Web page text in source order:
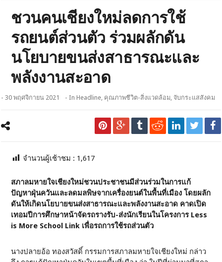
ชวนคนเชียงใหม่ลดการใช้
รถยนต์ส่วนตัว ร่วมผลักดัน
นโยบายขนส่งสาธารณะและ
พลังงานสะอาด
- 30 พฤศจิกายน 2021 - InHeadline, คุณภาพชีวิต-สิ่งแวดล้อม, จับกระแสสังคม
จำนวนผู้เช้าชม : 1,617
สภาลมหายใจเชียงใหม่ชวนประชาชนมีส่วนร่วมในการแก้
ปัญหาฝุ่นควันและลดมลพิษจากเครื่องยนต์ในพื้นที่เมือง โดยผลัก
ดันให้เกิดนโยบายขนส่งสาธารณะและพลังงานสะอาด คาดเปิด
เทอมปีการศึกษาหน้าจัดรถรางรับ-ส่งนักเรียนในโครงการ Less
is More School Link เพื่อรถการใช้รถส่วนตัว
นางปลายอ้อ ทองสวัสดิ์ กรรมการสภาลมหายใจเชียงใหม่ กล่าว